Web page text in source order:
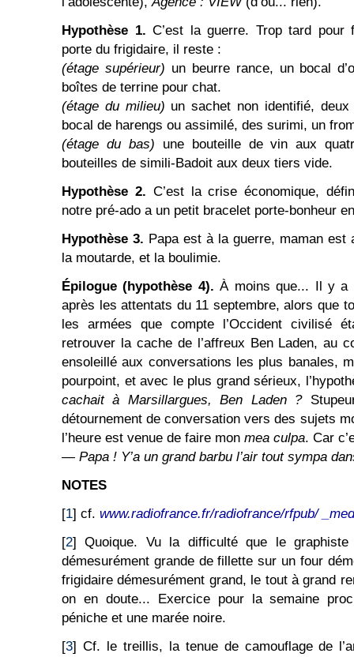
Hypothèse 1. C’est la guerre. Trop tard
porte du frigidaire, il reste :
(étage supérieur) un beurre rance, un bocal
boîtes de terrine pour chat.
(étage du milieu) un sachet non identifié,
bocal de harengs ou assimilé, des surimi, un
(étage du bas) une bouteille de vin aux
bouteilles de simili-Badoit aux deux tiers vide.
Hypothèse 2. C’est la crise économique,
notre pré-ado a un petit bracelet porte-bonheur
Hypothèse 3. Papa est à la guerre, maman
la moutarde, et la boulimie.
Épilogue (hypothèse 4). À moins que... Il y a
après les attentats du 11 septembre, alors que
les armées que compte l’Occident civilisé
retrouver la cache de l’affreux Ben Laden, au
ensoleillé aux conversations les plus banales,
pourpoint, et avec le plus grand sérieux,
cachait à Marsillargues, Ben Laden ?
détournement de conversation vers des sujets
l’heure est venue de faire mon mea culpa. Car
— Papa ! Y’a un grand barbu l’air tout sympa
NOTES
[1] cf. www.radiofrance.fr/radiofrance/rfpub/
[2] Quoique. Vu la difficulté que le
démesurément grande de fillette sur un four
frigidaire démesurément grand, le tout à grand
on en doute... Exercice pour la semaine
péniche et une marée noire.
[3] Cf. le treillis, la tenue de camouflage de